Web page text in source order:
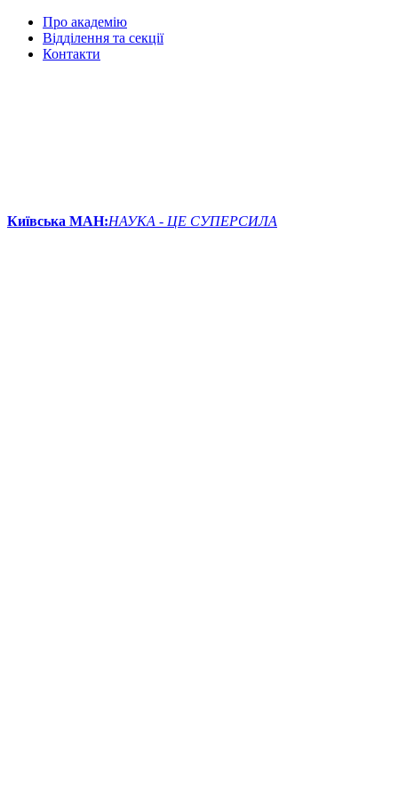
Про академію
Відділення та секції
Контакти
Київська МАН:НАУКА - ЦЕ СУПЕРСИЛА